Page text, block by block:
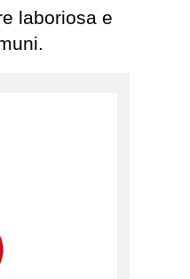
laboriosa e